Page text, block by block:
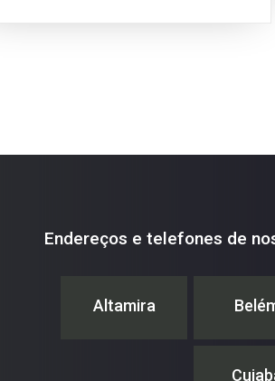
Endereços e telefones de
Altamira